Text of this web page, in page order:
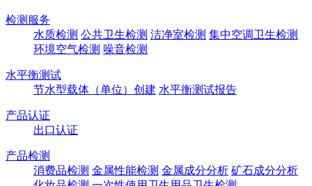
检测服务
水质检测 公共卫生检测 洁净室检测 集中空调卫生检测
环境空气检测 噪音检测
水平衡测试
节水型载体（单位）创建 水平衡测试报告
产品认证
出口认证
产品检测
消费品检测 金属性能检测 金属成分分析 矿石成分分析